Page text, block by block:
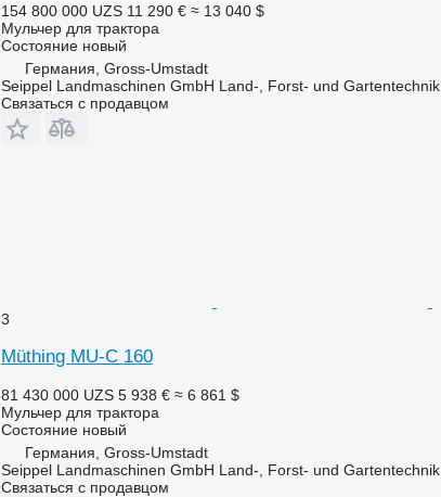
154 800 000 UZS 11 290 € ≈ 13 040 $
Мульчер для трактора
Состояниеновый
Германия, Gross-Umstadt
Seippel Landmaschinen GmbH Land-, Forst- und Gartentechnik
Связаться с продавцом
3
Müthing MU-C 160
81 430 000 UZS 5 938 € ≈ 6 861 $
Мульчер для трактора
Состояниеновый
Германия, Gross-Umstadt
Seippel Landmaschinen GmbH Land-, Forst- und Gartentechnik
Связаться с продавцом